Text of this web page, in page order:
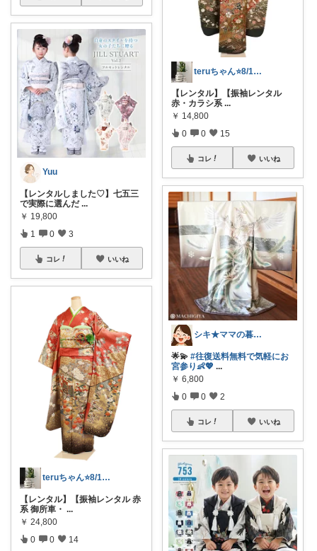
Yuu
【レンタルしました♡】七五三
で実際に選んだ ...
￥ 19,800
1 0 3
コレ いいね
teruちゃん⭐️8/1楽天トラベル感謝
【レンタル】【振袖レンタル 赤
系 御所車・ ...
￥ 24,800
0 0 14
teruちゃん⭐️8/1楽天トラベル感謝
【レンタル】【振袖レンタル
赤・カラシ系...
￥ 14,800
0 0 15
コレ いいね
シキ★ママの暮らし、キッズ
🌟💫 #往復送料無料で気軽にお
宮参り👶💖 ...
￥ 6,800
0 0 2
コレ いいね